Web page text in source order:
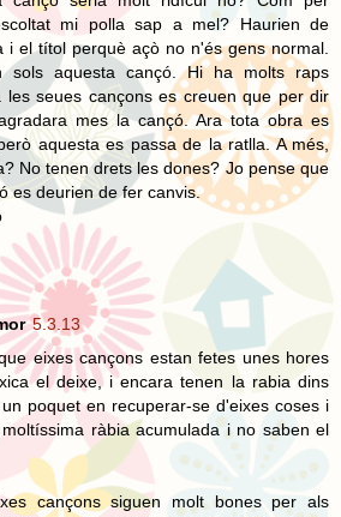
mi polla sap a mel? Haurien de
i el títol perquè açò no n'és gens normal.
sols aquesta cançó. Hi ha molts raps
les seues cançons es creuen que per dir
mes la cançó. Ara tota obra es
aquesta es passa de la ratlla. A més,
No tenen drets les dones? Jo pense que
es deurien de fer canvis.
5.3.13
eixes cançons estan fetes unes hores
el deixe, i encara tenen la rabia dins
poquet en recuperar-se d'eixes coses i
ràbia acumulada i no saben el
cançons siguen molt bones per als